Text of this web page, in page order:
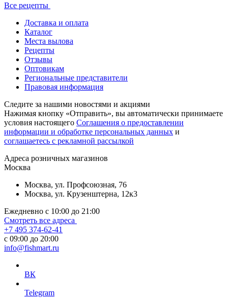
Все рецепты
Доставка и оплата
Каталог
Места вылова
Рецепты
Отзывы
Оптовикам
Региональные представители
Правовая информация
Следите за нашими новостями и акциями
Нажимая кнопку «Отправить», вы автоматически принимаете
условия настоящего Cоглашения о предоставлении
информации и обработке персональных данных и
соглашаетесь с рекламной рассылкой
Aдреса розничных магазинов
Москва
Москва, ул. Профсоюзная, 76
Москва, ул. Крузенштерна, 12к3
Ежедневно с 10:00 до 21:00
Смотреть все адреса
+7 495 374-62-41
c 09:00 до 20:00
info@fishmart.ru
ВК
Telegram